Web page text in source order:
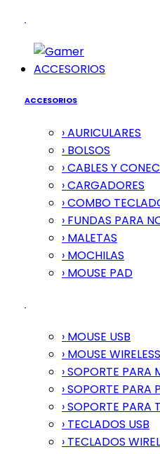
ACCESORIOS
ACCESORIOS
› AURICULARES
› BOLSOS
› CABLES Y
› CARGADORES
› COMBO
› FUNDAS PARA
› MALETAS
› MOCHILAS
› MOUSE PAD
› MOUSE USB
› MOUSE WIRELESS
› SOPORTE PARA
› SOPORTE PARA
› SOPORTE PARA
› TECLADOS USB
› TECLADOS